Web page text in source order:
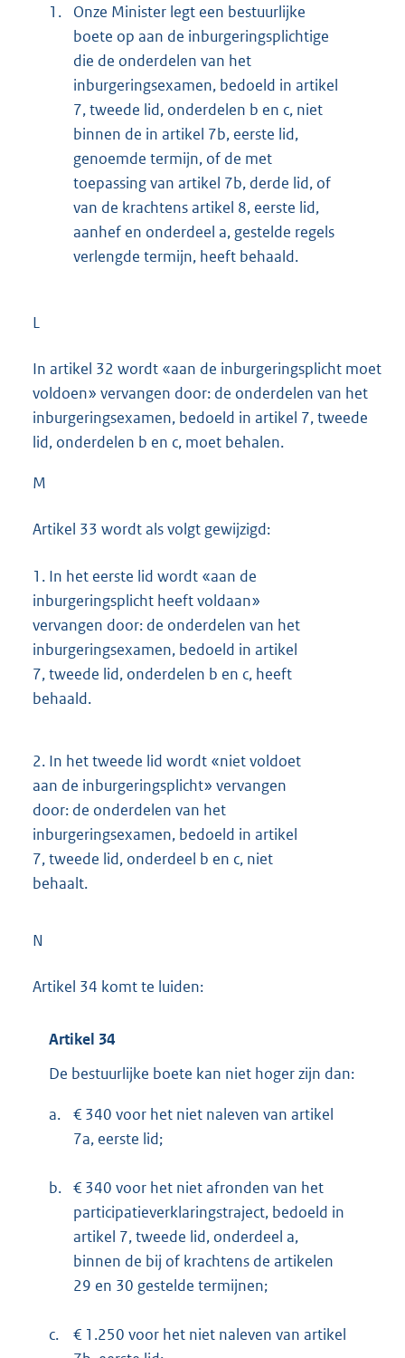
1.
Onze Minister legt een bestuurlijke
boete op aan de inburgeringsplichtige
die de onderdelen van het
inburgeringsexamen, bedoeld in artikel
7, tweede lid, onderdelen b en c, niet
binnen de in artikel 7b, eerste lid,
genoemde termijn, of de met
toepassing van artikel 7b, derde lid, of
van de krachtens artikel 8, eerste lid,
aanhef en onderdeel a, gestelde regels
verlengde termijn, heeft behaald.
L
In artikel 32 wordt «aan de inburgeringsplicht moet
voldoen» vervangen door: de onderdelen van het
inburgeringsexamen, bedoeld in artikel 7, tweede
lid, onderdelen b en c, moet behalen.
M
Artikel 33 wordt als volgt gewijzigd:
1. In het eerste lid wordt «aan de
inburgeringsplicht heeft voldaan»
vervangen door: de onderdelen van het
inburgeringsexamen, bedoeld in artikel
7, tweede lid, onderdelen b en c, heeft
behaald.
2. In het tweede lid wordt «niet voldoet
aan de inburgeringsplicht» vervangen
door: de onderdelen van het
inburgeringsexamen, bedoeld in artikel
7, tweede lid, onderdeel b en c, niet
behaalt.
N
Artikel 34 komt te luiden:
Artikel 34
De bestuurlijke boete kan niet hoger zijn dan:
a.
€ 340 voor het niet naleven van artikel
7a, eerste lid;
b. € 340 voor het niet afronden van het
participatieverklaringstraject, bedoeld in
artikel 7, tweede lid, onderdeel a,
binnen de bij of krachtens de artikelen
29 en 30 gestelde termijnen;
c.
€ 1.250 voor het niet naleven van artikel